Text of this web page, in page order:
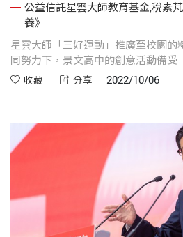
公益信託星雲大師教育基金,稅素
養》
星雲大師「三好運動」推廣至校園的
同努力下，景文高中的創意活動備受
收藏 分享 2022/10/06